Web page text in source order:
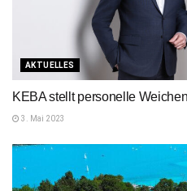
AKTUELLES
KEBA stellt personelle
3. Mai 2023